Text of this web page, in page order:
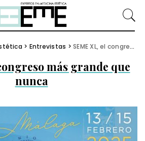
> Entrevistas >SEME XL, el congreso más grande que nunca
más grande que
nunca